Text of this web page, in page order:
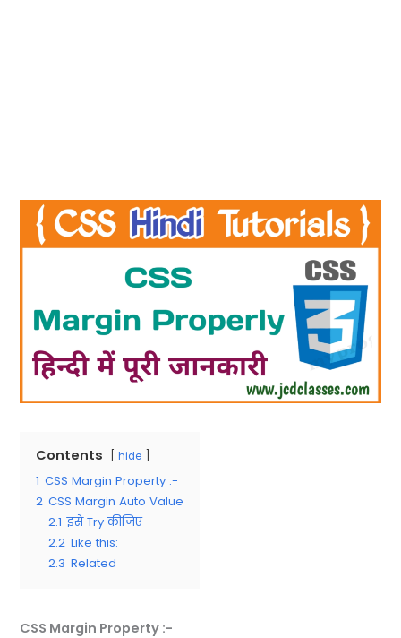
Contents hide
1 CSS Margin Property :-
2 CSS Margin Auto Value
2.1 इसे Try कीजिए
2.2 Like this:
2.3 Related
CSS Margin Property :-